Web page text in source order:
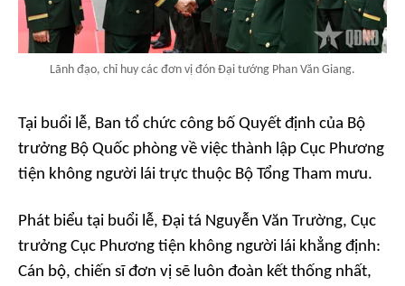
Lãnh đạo, chỉ huy các đơn vị đón Đại tướng Phan Văn Giang.
Tại buổi lễ, Ban tổ chức công bố Quyết định của Bộ
trưởng Bộ Quốc phòng về việc thành lập Cục Phương
tiện không người lái trực thuộc Bộ Tổng Tham mưu.
Phát biểu tại buổi lễ, Đại tá Nguyễn Văn Trường, Cục
trưởng Cục Phương tiện không người lái khẳng định:
Cán bộ, chiến sĩ đơn vị sẽ luôn đoàn kết thống nhất,